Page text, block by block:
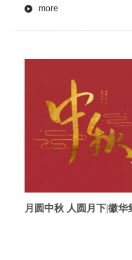
more
月圆中秋 人圆月下|徽华